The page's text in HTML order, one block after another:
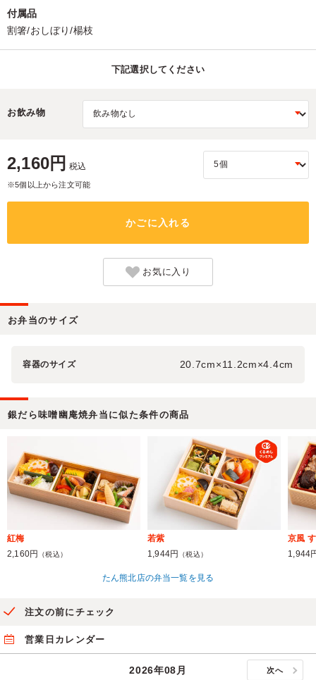
付属品
割箸/おしぼり/楊枝
下記選択してください
お飲み物
2,160円 税込
※5個以上から注文可能
かごに入れる
お気に入り
お弁当のサイズ
容器のサイズ 20.7cm×11.2cm×4.4cm
銀だら味噌幽庵焼弁当に似た条件の商品
紅梅
2,160円
（税込）
若紫
1,944円
（税込）
京風
1,944
たん熊北店の弁当一覧を見る
注文の前にチェック
営業日カレンダー
2026年08月 次へ